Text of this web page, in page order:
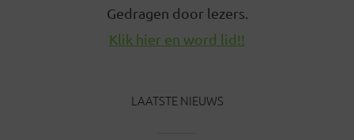
Gedragen door lezers.
Klik hier en word lid!!
LAATSTE NIEUWS